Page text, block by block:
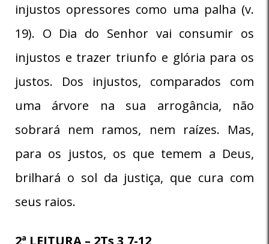
injustos opressores como uma palha (v.
19). O Dia do Senhor vai consumir os
injustos e trazer triunfo e glória para os
justos. Dos injustos, comparados com
uma árvore na sua arrogância, não
sobrará nem ramos, nem raízes. Mas,
para os justos, os que temem a Deus,
brilhará o sol da justiça, que cura com
seus raios.
2ª LEITURA – 2Ts 3,7-12